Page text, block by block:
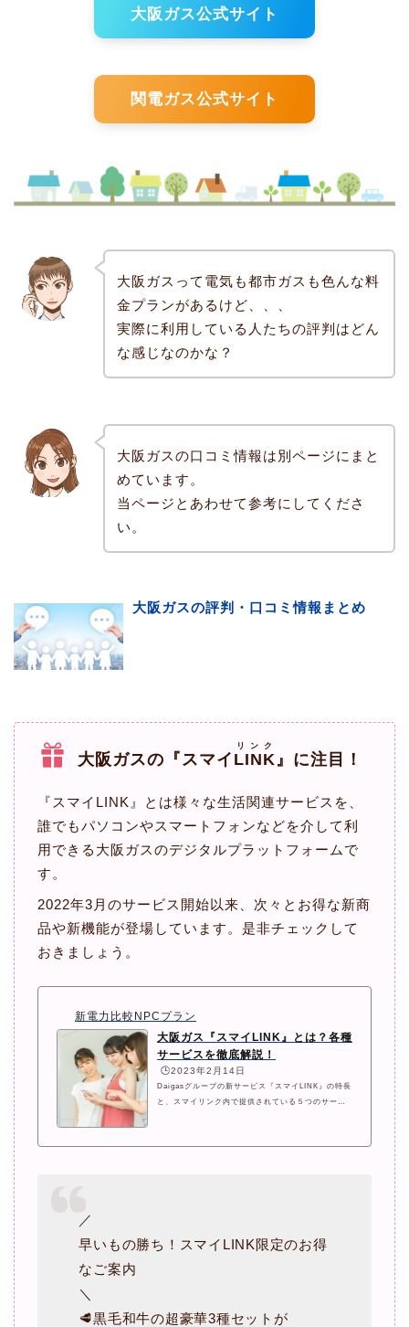
大阪ガス公式サイト
関電ガス公式サイト
大阪ガスって電気も都市ガスも色んな料
金プランがあるけど、、、
実際に利用している人たちの評判はどん
な感じなのかな？
大阪ガスの口コミ情報は別ページにまと
めています。
当ページとあわせて参考にしてくださ
い。
大阪ガスの評判・口コミ情報まとめ
大阪ガスの『スマイ LINK
リンク
』に注目！
『スマイLINK』とは様々な生活関連サービスを、
誰でもパソコンやスマートフォンなどを介して利
用できる大阪ガスのデジタルプラットフォームで
す。
2022年3月のサービス開始以来、次々とお得な新商
品や新機能が登場しています。是非チェックして
おきましょう。
新電力比較NPCプラン
大阪ガス『スマイLINK』とは？各種
サービスを徹底解説！
🕒️2023年2月14日
Daigasグループの新サービス『スマイLINK』の特長
と、スマイリンク内で提供されている５つのサービ
／
早いもの勝ち！スマイLINK限定のお得
なご案内
＼
🥩黒毛和牛の超豪華3種セットが